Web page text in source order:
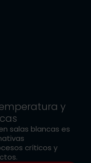
y
salas blancas es
críticos y